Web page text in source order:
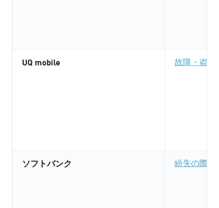
UQ mobile 故障・盗難
ソフトバンク 紛失の際の